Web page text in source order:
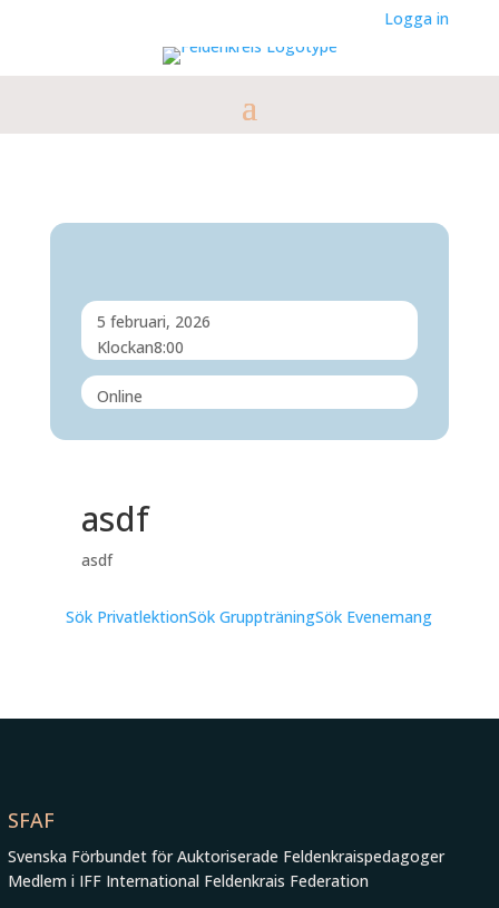
Logga in
5 februari, 2026
Klockan8:00
Online
asdf
asdf
Sök PrivatlektionSök GruppträningSök Evenemang
SFAF
Svenska Förbundet för Auktoriserade Feldenkraispedagoger
Medlem i IFF International Feldenkrais Federation